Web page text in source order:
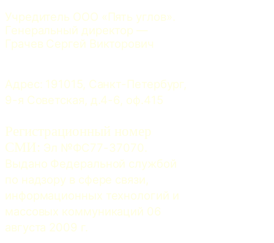
Учредитель ООО «Пять углов».
Генеральный директор —
Грачев Сергей Викторович
Адрес: 191015, Санкт-Петербург,
9-я Советская, д.4-6, оф.415
Регистрационный номер
СМИ: Эл №ФС77-37070.
Выдано Федеральной службой
по надзору в сфере связи,
информационных технологий и
массовых коммуникаций 06
августа 2009 г.